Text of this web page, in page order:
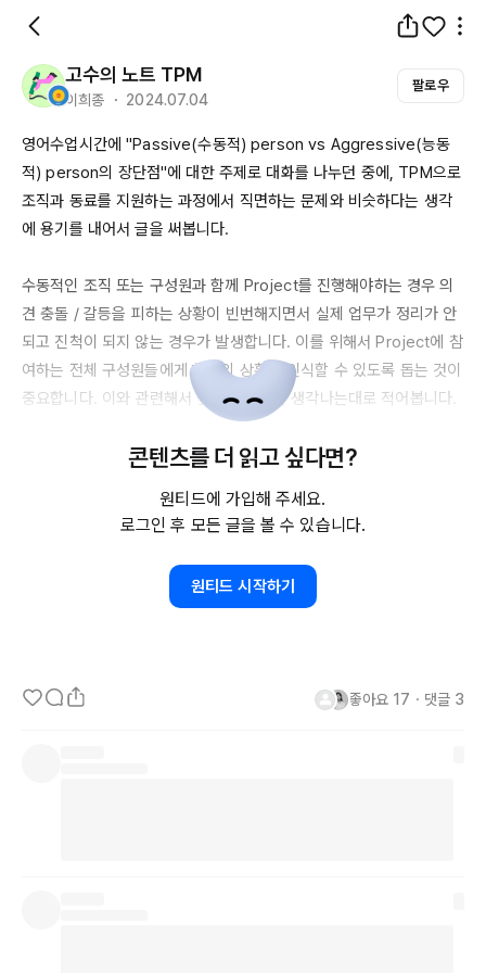
고수의 노트 TPM
이희종 ・ 2024.07.04
팔로우
영어수업시간에 "Passive(수동적) person vs Aggressive(능동
적) person의 장단점"에 대한 주제로 대화를 나누던 중에, TPM으로
조직과 동료를 지원하는 과정에서 직면하는 문제와 비슷하다는 생각
에 용기를 내어서 글을 써봅니다.
수동적인 조직 또는 구성원과 함께 Project를 진행해야하는 경우 의
견 충돌 / 갈등을 피하는 상황이 빈번해지면서 실제 업무가 정리가 안
되고 진척이 되지 않는 경우가 발생합니다. 이를 위해서 Project에 참
여하는 전체 구성원들에게 현재의 상황을 인식할 수 있도록 돕는 것이
중요합니다. 이와 관련해서 몇가지 사항을 생각나는대로 적어봅니다.
1. 투명하고 명확한 소통이 필요합니다.
정기적인 회의를 통해 지속적으로 소통합니다.
핵심 의사 결정 과정을 명확하게 제시하고, 모든 구성원의 의견을 적
오해를 방지하기 위해 명확하고 구체적인 언어를 사용하며, 비언어적
수동적인 구성원들에게 개별 면담을 통해 의견을 청취하고, 프로젝트
콘텐츠를 더 읽고 싶다면?
원티드에 가입해 주세요.
로그인 후 모든 글을 볼 수 있습니다.
원티드 시작하기
좋아요 17 ・ 댓글 3